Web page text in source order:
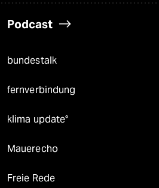
Podcast
bundestalk
fernverbindung
klima update°
Mauerecho
Freie Rede